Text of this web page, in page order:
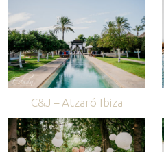
C&J – Atzaró Ibiza